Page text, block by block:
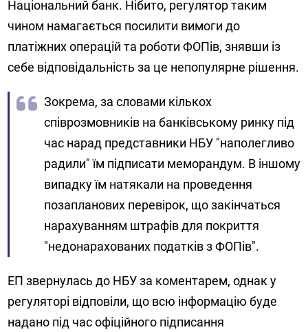
Національний банк. Нібито, регулятор таким
чином намагається посилити вимоги до
платіжних операцій та роботи ФОПів, знявши із
себе відповідальність за це непопулярне рішення.
Зокрема, за словами кількох
співрозмовників на банківському ринку під
час нарад представники НБУ "наполегливо
радили" їм підписати меморандум. В іншому
випадку їм натякали на проведення
позапланових перевірок, що закінчаться
нарахуванням штрафів для покриття
"недонарахованих податків з ФОПів".
ЕП звернулась до НБУ за коментарем, однак у
регуляторі відповіли, що всю інформацію буде
надано під час офіційного підписання